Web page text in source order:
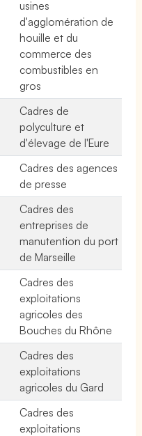
usines
d'agglomération de
houille et du
commerce des
combustibles en
gros
Cadres de
polyculture et
d'élevage de l'Eure
Cadres des agences
de presse
Cadres des
entreprises de
manutention du port
de Marseille
Cadres des
exploitations
agricoles des
Bouches du Rhône
Cadres des
exploitations
agricoles du Gard
Cadres des
exploitations